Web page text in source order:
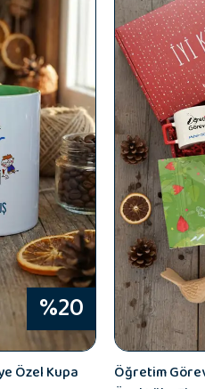
%20
Özel Kupa
Öğretim